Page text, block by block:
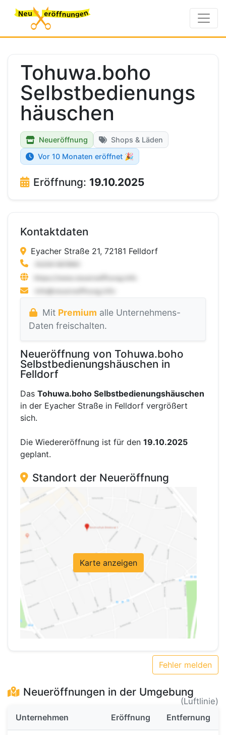
Tohuwa.boho
Selbstbedienungs
häuschen
Neueröffnung
Shops & Läden
Vor 10 Monaten eröffnet 🎉
Eröffnung: 19.10.2025
Kontaktdaten
Eyacher Straße 21, 72181 Felldorf
Mit Premium alle Unternehmens-
Daten freischalten.
Neueröffnung von Tohuwa.boho
Selbstbedienungshäuschen in
Felldorf
Das Tohuwa.boho Selbstbedienungshäuschen
in der Eyacher Straße in Felldorf vergrößert
sich.
Die Wiedereröffnung ist für den 19.10.2025
geplant.
Standort der Neueröffnung
Karte anzeigen
Fehler melden
Neueröffnungen in der Umgebung
(Luftlinie)
Unternehmen
Eröffnung Entfernung